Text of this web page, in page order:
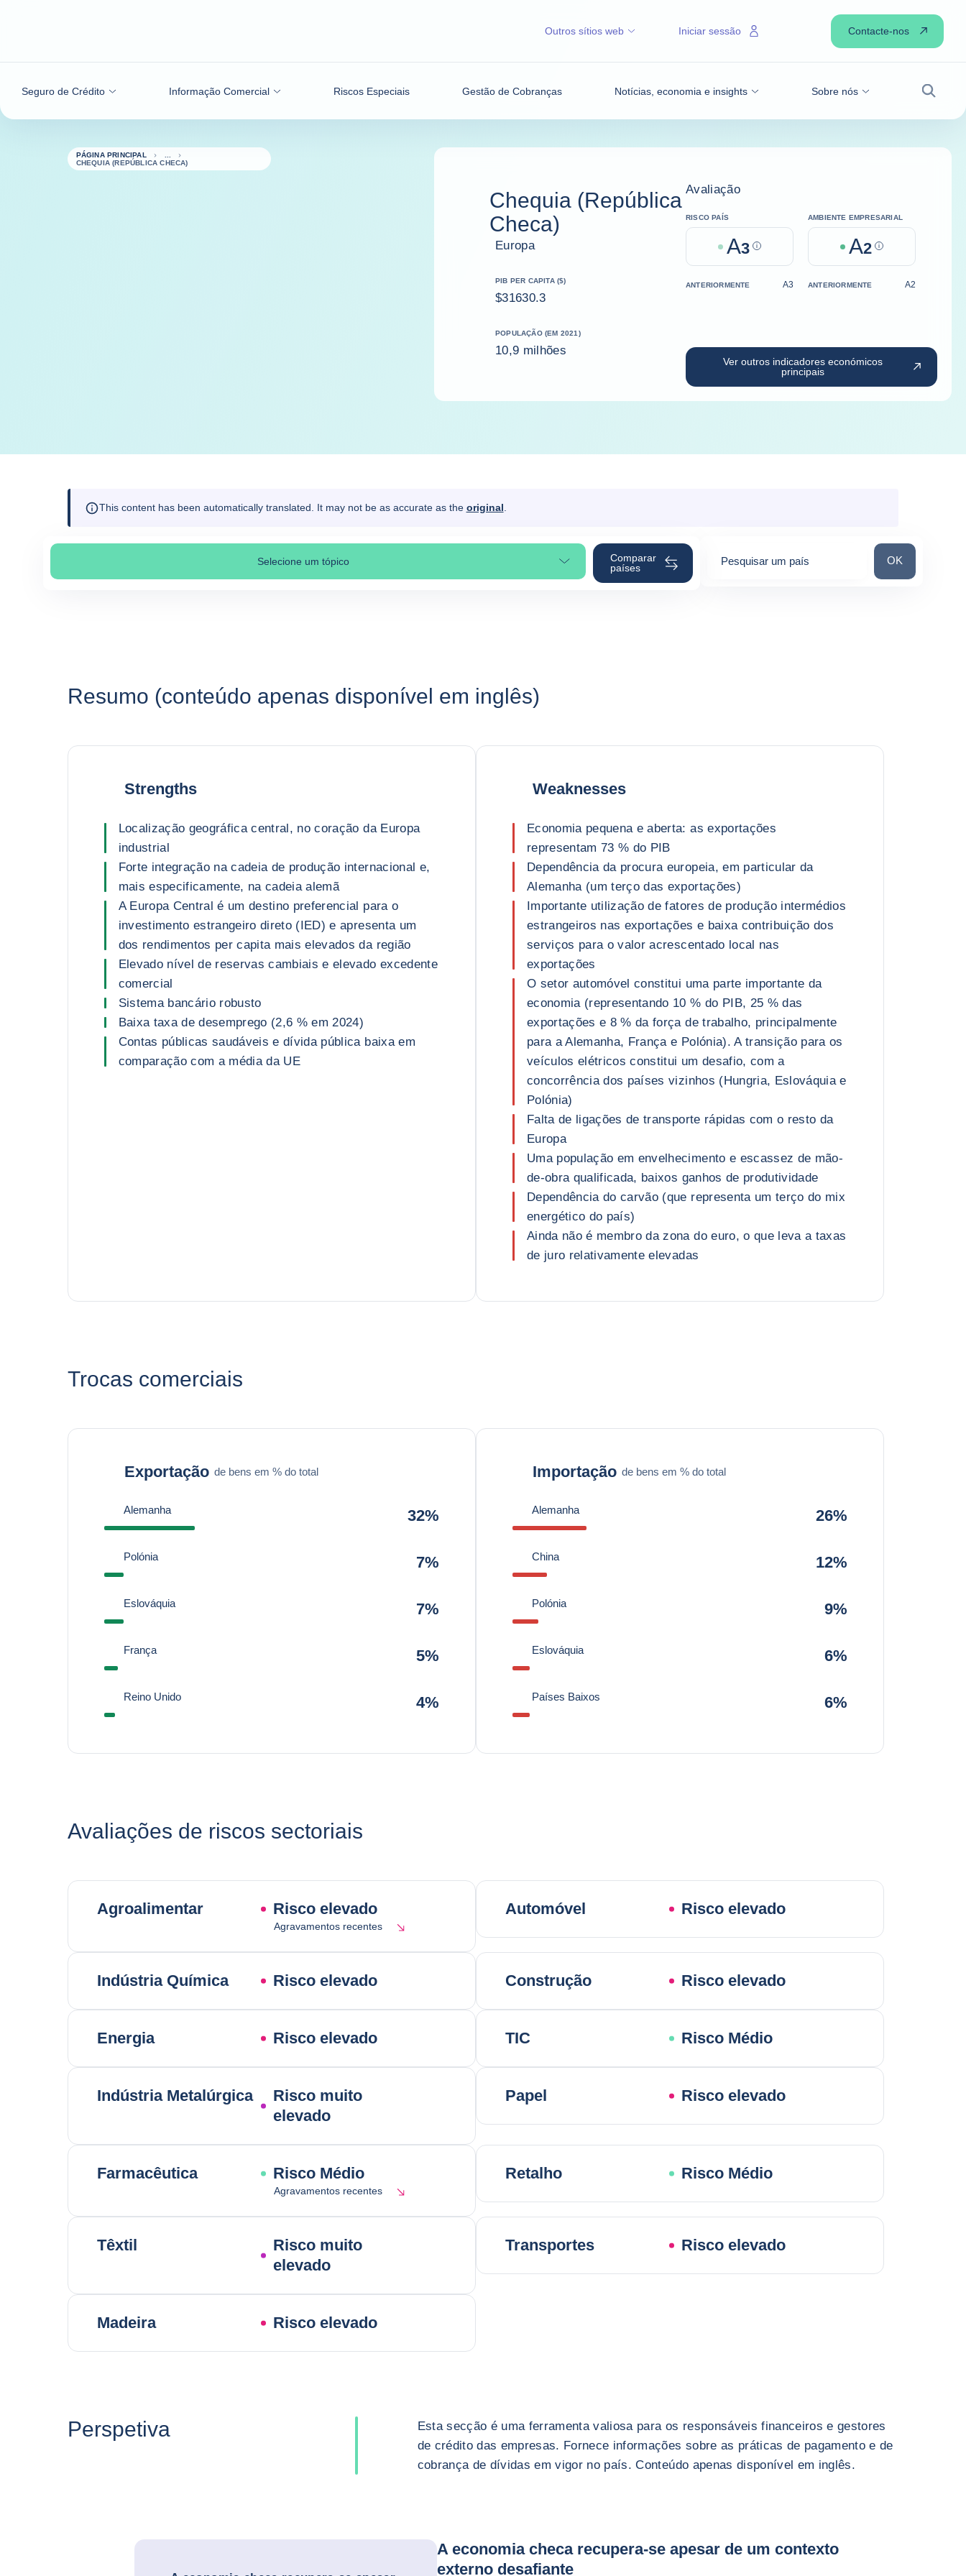
Seguro de Crédito Informação Comercial Riscos Especiais Gestão de Cobranças Notícias, economia e insights Sobre nós
Outros sítios web Iniciar sessão Contacte-nos
PÁGINA PRINCIPAL
CHEQUIA (REPÚBLICA CHECA)
Chequia (República
Checa)
Europa
PIB PER CAPITA ($)
$31630.3
POPULAÇÃO (EM 2021)
10,9 milhões
Avaliação
RISCO PAÍS
A3 Help
AMBIENTE EMPRESARIAL
A2 Help
ANTERIORMENTE A3 ANTERIORMENTE A2
Ver outros indicadores económicos
principais
This content has been automatically translated. It may not be as accurate as the original
Selecione um tópicoSelecionar a secção da página
Comparar
países
Pesquisar um país Pesquisar um
OK
Resumo (conteúdo apenas disponível em inglês)
Strengths
Localização geográfica central, no coração da Europa
industrial
Forte integração na cadeia de produção internacional e,
mais especificamente, na cadeia alemã
A Europa Central é um destino preferencial para o
investimento estrangeiro direto (IED) e apresenta um
dos rendimentos per capita mais elevados da região
Elevado nível de reservas cambiais e elevado excedente
comercial
Sistema bancário robusto
Baixa taxa de desemprego (2,6 % em 2024)
Contas públicas saudáveis e dívida pública baixa em
comparação com a média da UE
Weaknesses
Economia pequena e aberta: as exportações
representam 73 % do PIB
Dependência da procura europeia, em particular da
Alemanha (um terço das exportações)
Importante utilização de fatores de produção intermédios
estrangeiros nas exportações e baixa contribuição dos
serviços para o valor acrescentado local nas
exportações
O setor automóvel constitui uma parte importante da
economia (representando 10 % do PIB, 25 % das
exportações e 8 % da força de trabalho, principalmente
para a Alemanha, França e Polónia). A transição para os
veículos elétricos constitui um desafio, com a
concorrência dos países vizinhos (Hungria, Eslováquia e
Polónia)
Falta de ligações de transporte rápidas com o resto da
Europa
Uma população em envelhecimento e escassez de mão-
de-obra qualificada, baixos ganhos de produtividade
Dependência do carvão (que representa um terço do mix
energético do país)
Ainda não é membro da zona do euro, o que leva a taxas
de juro relativamente elevadas
Trocas comerciais
Exportação de bens em % do total
Alemanha 32%
Polónia 7%
Eslováquia 7%
França 5%
Reino Unido 4%
Importação de bens em % do total
Alemanha 26%
China 12%
Polónia 9%
Eslováquia 6%
Países Baixos 6%
Avaliações de riscos sectoriais
Agroalimentar Risco elevado
Agravamentos recentes
Automóvel Risco elevado
Indústria Química Risco elevado Construção Risco elevado
Energia Risco elevado TIC Risco Médio
Indústria Metalúrgica
Risco muito
elevado
Papel Risco elevado
Farmacêutica Risco Médio
Agravamentos recentes
Retalho Risco Médio
Têxtil
Risco muito
elevado
Transportes Risco elevado
Madeira Risco elevado
Perspetiva
Esta secção é uma ferramenta valiosa para os responsáveis financeiros e gestores
de crédito das empresas. Fornece informações sobre as práticas de pagamento e de
cobrança de dívidas em vigor no país. Conteúdo apenas disponível em inglês.
A economia checa recupera-se apesar de um contexto
externo desafiante